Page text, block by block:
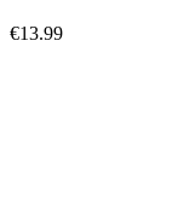
€13.99